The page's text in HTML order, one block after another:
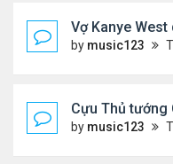
Vợ Kanye West
by music123 Thứ
Cựu Thủ tướng
by music123 Thứ